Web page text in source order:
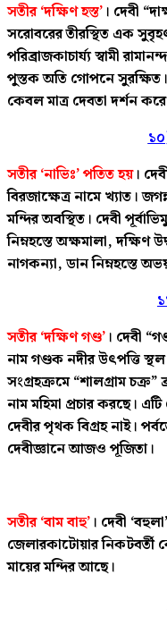
সতীর ‘দক্ষিণ হস্ত’ । দেবী
সরোবরের তীরস্থিত এক সুবৃহৎ
পরিব্রাজকাচার্য্য স্বামী
পুস্তক অতি গোপনে
কেবল মাত্র দেবতা দর্শন
সতীর ‘নাভিঃ’ পতিত হয়।
বিরজাক্ষেত্র নামে খ্যাত।
মন্দির অবস্থিত। দেবী
নিম্নহস্তে অক্ষমালা, দক্ষিণ
নাগকন্যা, ডান নিম্নহস্তে
সতীর ‘দক্ষিণ গণ্ড’ । দেবী
নাম গণ্ডক নদীর উৎপত্তি
সংগ্রহক্রমে “শালগ্রাম চক্র”
নাম মহিমা প্রচার করছে। এটি
দেবীর পৃথক বিগ্রহ নাই।
দেবীজ্ঞানে আজও পূজিতা।
সতীর ‘বাম বাহু’ । দেবী
জেলারকাটোয়ার নিকটবর্তী
মায়ের মন্দির আছে।